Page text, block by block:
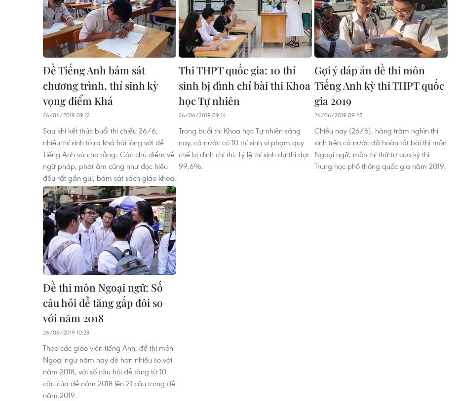
Đề Tiếng Anh bám sát
chương trình, thí sinh kỳ
vọng điểm Khá
26/06/2019 09:13
Sau khi kết thúc buổi thi chiều 26/6,
nhiều thí sinh tỏ ra khá hài lòng với đề
Tiếng Anh và cho rằng: Các chủ điểm về
ngữ pháp, phát âm cũng như đọc hiểu
đều rất gần gũi, bám sát sách giáo khoa.
Thi THPT quốc gia: 10 thí
sinh bị đình chỉ bài thi Khoa
học Tự nhiên
26/06/2019 09:14
Trong buổi thi Khoa học Tự nhiên sáng
nay, cả nước có 10 thí sinh vi phạm quy
chế bị đình chỉ thi. Tỷ lệ thí sinh dự thi đạt
99,6%.
Gợi ý đáp án đề thi môn
Tiếng Anh kỳ thi THPT quốc
gia 2019
26/06/2019 09:25
Chiều nay (26/6), hàng trăm nghìn thí
sinh trên cả nước đã hoàn tất bài thi môn
Ngoại ngữ, môn thi thứ tư của kỳ thi
Trung học phổ thông quốc gia năm 2019.
Đề thi môn Ngoại ngữ: Số
câu hỏi dễ tăng gấp đôi so
với năm 2018
26/06/2019 10:28
Theo các giáo viên tiếng Anh, đề thi môn
Ngoại ngữ năm nay dễ hơn nhiều so với
năm 2018, với số câu hỏi dễ tăng từ 10
câu của đề năm 2018 lên 21 câu trong đề
năm 2019.